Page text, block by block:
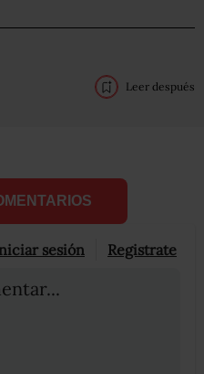
Leer después
sesión Registrate